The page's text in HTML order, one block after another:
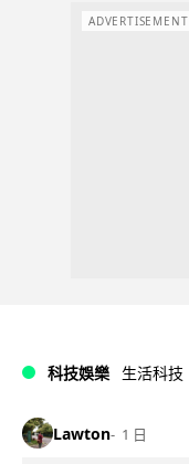
ADVERTISEMENT
科技娛樂 生活科技
Lawton 1 日